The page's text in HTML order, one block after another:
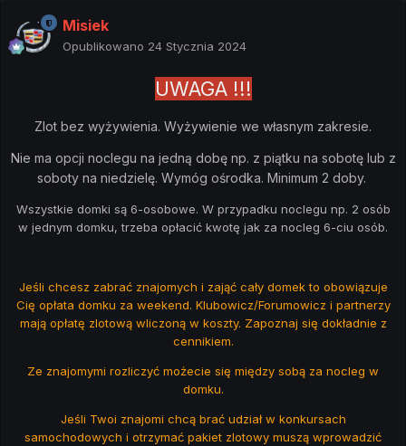
Misiek
Opublikowano 24 Stycznia 2024
UWAGA !!!
Zlot bez wyżywienia. Wyżywienie we własnym zakresie.
Nie ma opcji noclegu na jedną dobę np. z piątku na sobotę lub z
soboty na niedzielę. Wymóg ośrodka. Minimum 2 doby.
Wszystkie domki są 6-osobowe. W przypadku noclegu np. 2 osób
w jednym domku, trzeba opłacić kwotę jak za nocleg 6-ciu osób.
Jeśli chcesz zabrać znajomych i zająć cały domek to obowiązuje
Cię opłata domku za weekend. Klubowicz/Forumowicz i partnerzy
mają opłatę zlotową wliczoną w koszty. Zapoznaj się dokładnie z
cennikiem.
Ze znajomymi rozliczyć możecie się między sobą za nocleg w
domku.
Jeśli Twoi znajomi chcą brać udział w konkursach
samochodowych i otrzymać pakiet zlotowy muszą wprowadzić